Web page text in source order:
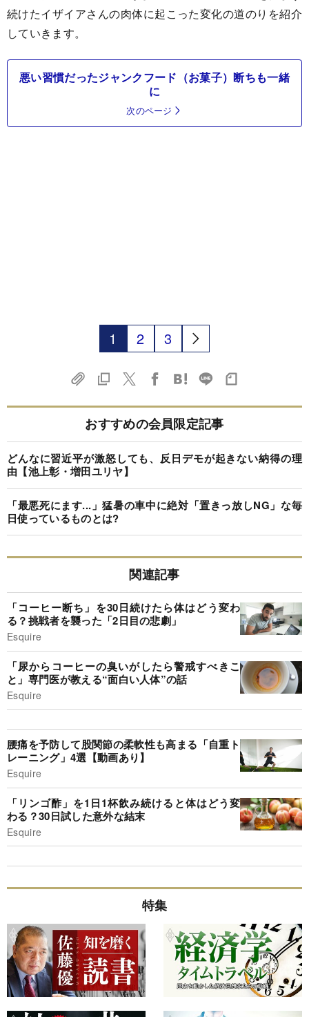
続けたイザイアさんの肉体に起こった変化の道のりを紹介
していきます。
悪い習慣だったジャンクフード（お菓子）断ちも一緒
に
次のページ
1 2 3
おすすめの会員限定記事
どんなに習近平が激怒しても、反日デモが起きない納得の理
由【池上彰・増田ユリヤ】
「最悪死にます...」猛暑の車中に絶対「置きっ放しNG」な毎
日使っているものとは?
関連記事
「コーヒー断ち」を30日続けたら体はどう変わ
る？挑戦者を襲った「2日目の悲劇」
Esquire
「尿からコーヒーの臭いがしたら警戒すべきこ
と」専門医が教える“面白い人体”の話
Esquire
腰痛を予防して股関節の柔軟性も高まる「自重ト
レーニング」4選【動画あり】
Esquire
「リンゴ酢」を1日1杯飲み続けると体はどう変
わる？30日試した意外な結末
Esquire
特集